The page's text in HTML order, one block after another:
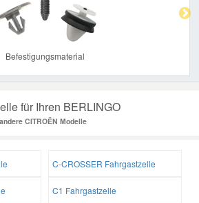
Befestigungsmaterial
für Ihren BERLINGO
CITROËN Modelle
C-CROSSER Fahrgastzelle
C1 Fahrgastzelle